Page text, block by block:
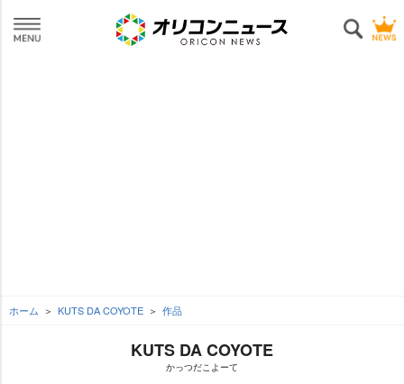
ホーム KUTS DA COYOTE 作品
KUTS DA COYOTE
かっつだこよーて